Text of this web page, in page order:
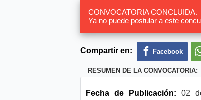
CONVOCATORIA CONCLUIDA.
Ya no puede postular a este
Compartir en: Facebook
RESUMEN DE LA CONVOCATORIA:
Fecha de Publicación: 02